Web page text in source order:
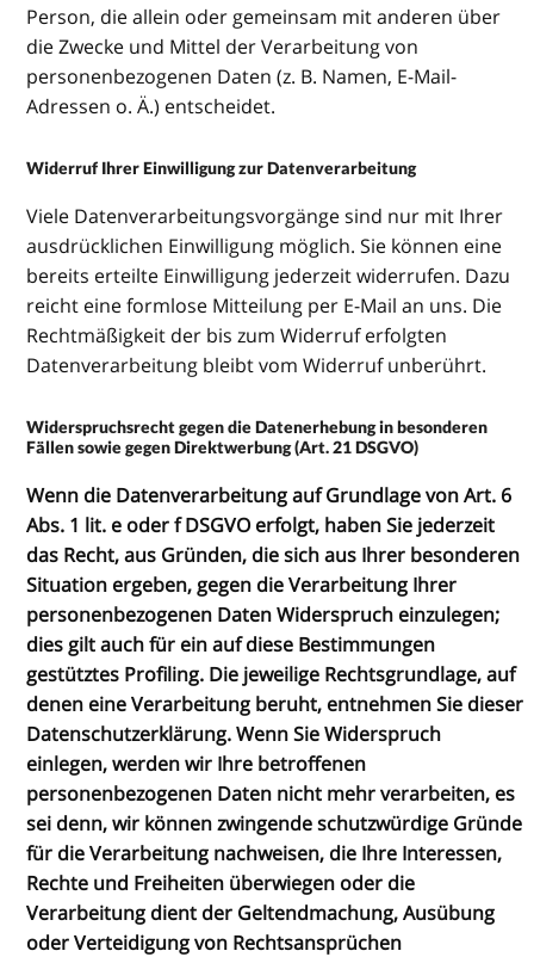
Person, die allein oder gemeinsam mit anderen über
die Zwecke und Mittel der Verarbeitung von
personenbezogenen Daten (z. B. Namen, E-Mail-
Adressen o. Ä.) entscheidet.
Widerruf Ihrer Einwilligung zur Datenverarbeitung
Viele Datenverarbeitungsvorgänge sind nur mit Ihrer
ausdrücklichen Einwilligung möglich. Sie können eine
bereits erteilte Einwilligung jederzeit widerrufen. Dazu
reicht eine formlose Mitteilung per E-Mail an uns. Die
Rechtmäßigkeit der bis zum Widerruf erfolgten
Datenverarbeitung bleibt vom Widerruf unberührt.
Widerspruchsrecht gegen die Datenerhebung in besonderen
Fällen sowie gegen Direktwerbung (Art. 21 DSGVO)
Wenn die Datenverarbeitung auf Grundlage von Art. 6
Abs. 1 lit. e oder f DSGVO erfolgt, haben Sie jederzeit
das Recht, aus Gründen, die sich aus Ihrer besonderen
Situation ergeben, gegen die Verarbeitung Ihrer
personenbezogenen Daten Widerspruch einzulegen;
dies gilt auch für ein auf diese Bestimmungen
gestütztes Profiling. Die jeweilige Rechtsgrundlage, auf
denen eine Verarbeitung beruht, entnehmen Sie dieser
Datenschutzerklärung. Wenn Sie Widerspruch
einlegen, werden wir Ihre betroffenen
personenbezogenen Daten nicht mehr verarbeiten, es
sei denn, wir können zwingende schutzwürdige Gründe
für die Verarbeitung nachweisen, die Ihre Interessen,
Rechte und Freiheiten überwiegen oder die
Verarbeitung dient der Geltendmachung, Ausübung
oder Verteidigung von Rechtsansprüchen